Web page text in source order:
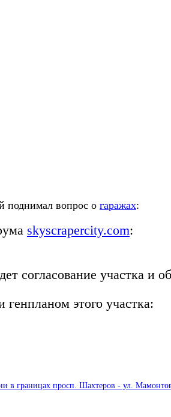
поднимал вопрос о гаражах:
skyscrapercity.com:
согласование участка и
генпланом этого участка:
границах просп. Шахтеров - ул.